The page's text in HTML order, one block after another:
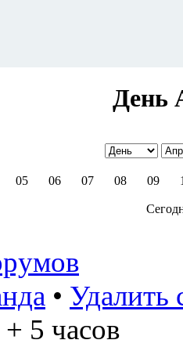
День
05 06 07 08 09
• Удалить
5 часов